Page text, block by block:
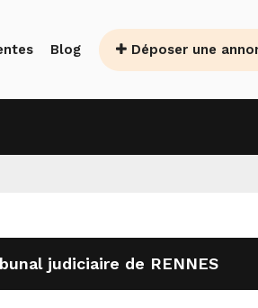
Blog Déposer une
judiciaire de RENNES